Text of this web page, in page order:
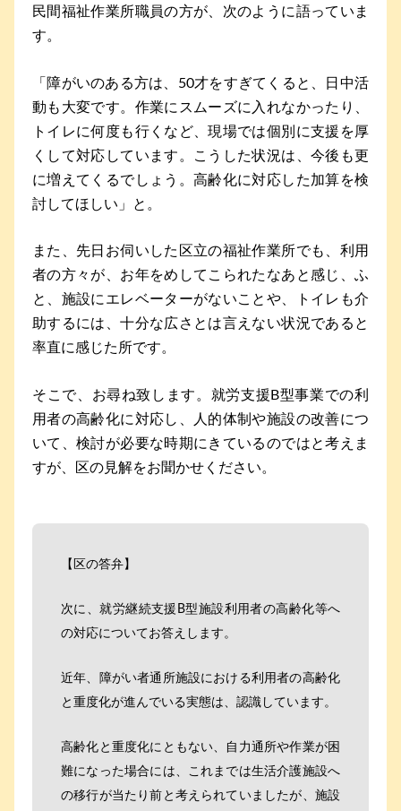
民間福祉作業所職員の方が、次のように語っていま
す。
「障がいのある方は、50才をすぎてくると、日中活
動も大変です。作業にスムーズに入れなかったり、
トイレに何度も行くなど、現場では個別に支援を厚
くして対応しています。こうした状況は、今後も更
に増えてくるでしょう。高齢化に対応した加算を検
討してほしい」と。
また、先日お伺いした区立の福祉作業所でも、利用
者の方々が、お年をめしてこられたなあと感じ、ふ
と、施設にエレベーターがないことや、トイレも介
助するには、十分な広さとは言えない状況であると
率直に感じた所です。
そこで、お尋ね致します。就労支援B型事業での利
用者の高齢化に対応し、人的体制や施設の改善につ
いて、検討が必要な時期にきているのではと考えま
すが、区の見解をお聞かせください。
【区の答弁】
次に、就労継続支援B型施設利用者の高齢化等へ
の対応についてお答えします。
近年、障がい者通所施設における利用者の高齢化
と重度化が進んでいる実態は、認識しています。
高齢化と重度化にともない、自力通所や作業が困
難になった場合には、これまでは生活介護施設へ
の移行が当たり前と考えられていましたが、施設